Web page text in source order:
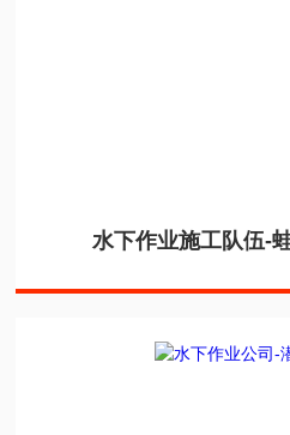
水下作业施工队伍-